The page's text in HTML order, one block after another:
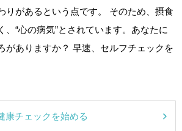
りがあるという点です。 そのため、摂食
、“心の病気”とされています。あなたに
がありますか？ 早速、セルフチェックを
康チェックを始める